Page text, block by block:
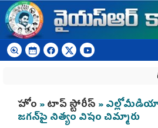
Skip to main content
You are here
హోం »టాప్ స్టోరీస్ »
జగన్‌పై నిత్యం విషం చిమ్మారు